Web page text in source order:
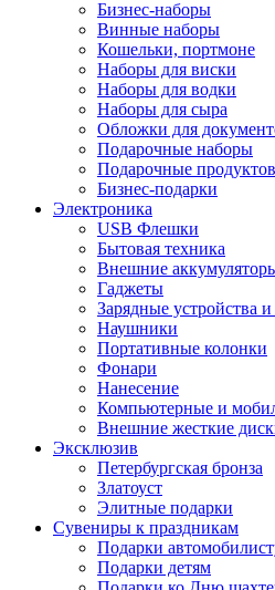
Бизнес-наборы
Винные наборы
Кошельки, портмоне
Наборы для виски
Наборы для водки
Наборы для сыра
Обложки для
Подарочные наборы
Подарочные
Бизнес-подарки
Электроника
USB Флешки
Бытовая техника
Внешние
Гаджеты
Зарядные устройства
Наушники
Портативные колонки
Фонари
Нанесение
Компьютерные и
Внешние жесткие
Эксклюзив
Петербургская бронза
Златоуст
Элитные подарки
Сувениры к праздникам
Подарки
Подарки детям